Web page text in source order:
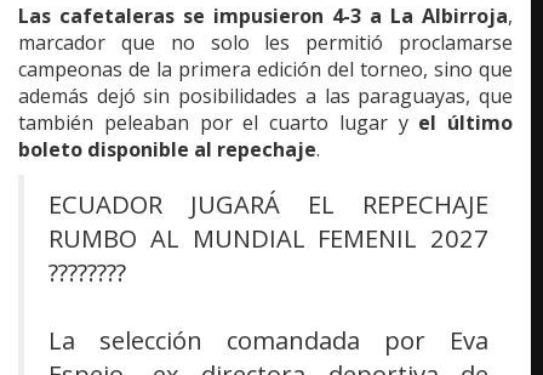
Las cafetaleras se impusieron 4-3 a La Albirroja,
marcador que no solo les permitió proclamarse
campeonas de la primera edición del torneo, sino que
además dejó sin posibilidades a las paraguayas, que
también peleaban por el cuarto lugar yel último
boleto disponible al repechaje.
ECUADOR JUGARÁ EL REPECHAJE
RUMBO AL MUNDIAL FEMENIL 2027
????????
La selección comandada por Eva